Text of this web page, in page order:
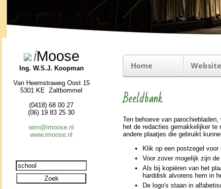
iMoose
Ing. W.S.J. Koopman
Van Heemstraweg Oost 15
5301 KE Zaltbommel
(0418) 68 00 27
(06) 19 83 25 30
wim@imoose.nl
www.imoose.nl
Home
Beeldbank
Ten behoeve van
het de redacties ge­mak­ke­lijker
andere plaatjes die gebruikt
Klik op een postzegel voor
Voor zover moge­lijk zijn
Als bij kopiëren van het
harddisk alvorens hem in
De logo's staan in